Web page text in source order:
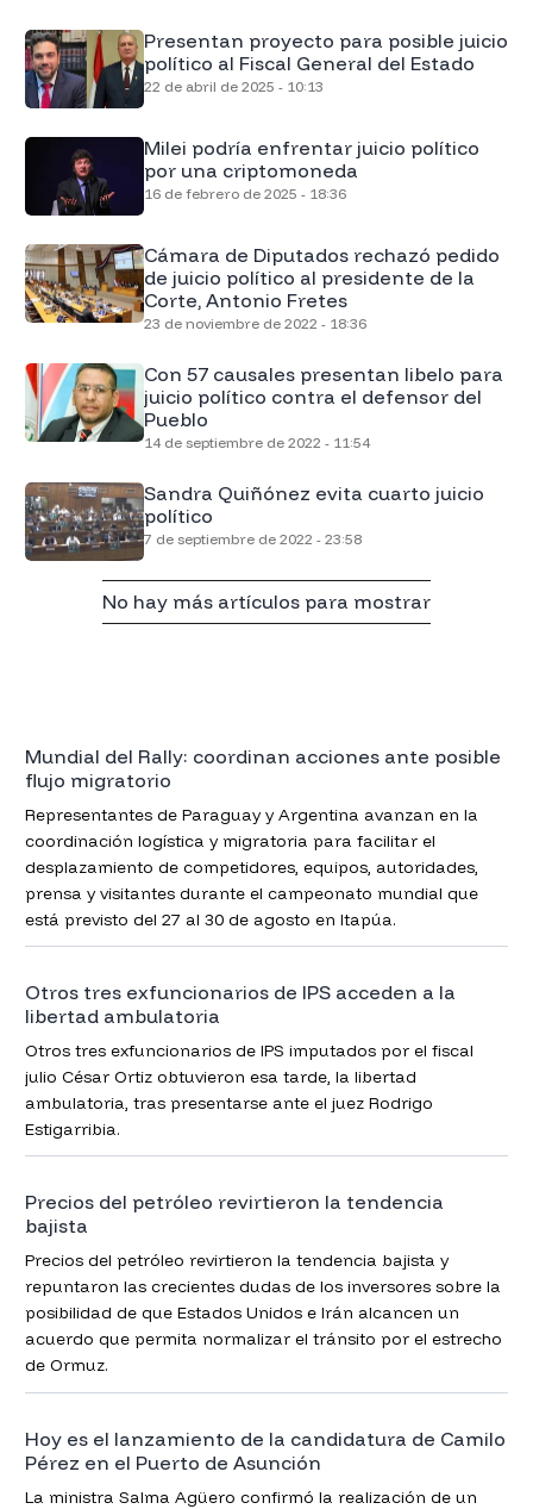
Presentan proyecto para posible juicio
político al Fiscal General del Estado
22 de abril de 2025 - 10:13
Milei podría enfrentar juicio político
por una criptomoneda
16 de febrero de 2025 - 18:36
Cámara de Diputados rechazó pedido
de juicio político al presidente de la
Corte, Antonio Fretes
23 de noviembre de 2022 - 18:36
Con 57 causales presentan libelo para
juicio político contra el defensor del
Pueblo
14 de septiembre de 2022 - 11:54
Sandra Quiñónez evita cuarto juicio
político
7 de septiembre de 2022 - 23:58
No hay más artículos para mostrar
Mundial del Rally: coordinan acciones ante posible
flujo migratorio
Representantes de Paraguay y Argentina avanzan en la
coordinación logística y migratoria para facilitar el
desplazamiento de competidores, equipos, autoridades,
prensa y visitantes durante el campeonato mundial que
está previsto del 27 al 30 de agosto en Itapúa.
Otros tres exfuncionarios de IPS acceden a la
libertad ambulatoria
Otros tres exfuncionarios de IPS imputados por el fiscal
julio César Ortiz obtuvieron esa tarde, la libertad
ambulatoria, tras presentarse ante el juez Rodrigo
Estigarribia.
Precios del petróleo revirtieron la tendencia
bajista
Precios del petróleo revirtieron la tendencia bajista y
repuntaron las crecientes dudas de los inversores sobre la
posibilidad de que Estados Unidos e Irán alcancen un
acuerdo que permita normalizar el tránsito por el estrecho
de Ormuz.
Hoy es el lanzamiento de la candidatura de Camilo
Pérez en el Puerto de Asunción
La ministra Salma Agüero confirmó la realización de un